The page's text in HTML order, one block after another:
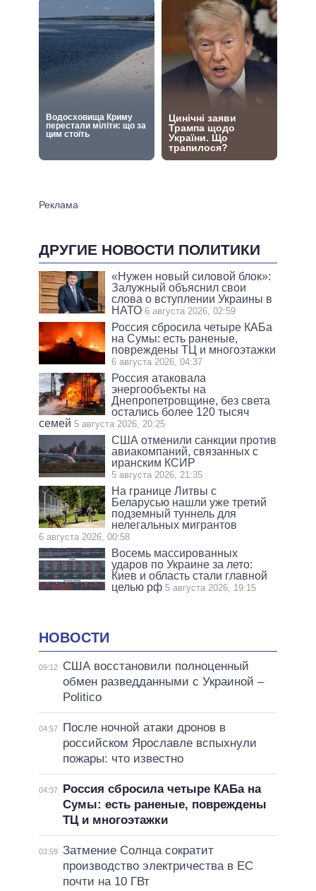
ДРУГИЕ НОВОСТИ ПОЛИТИКИ
«Нужен новый силовой блок»:
Залужный объяснил свои
слова о вступлении Украины в
НАТО 6 августа 2026, 02:59
Россия сбросила четыре КАБа
на Сумы: есть раненые,
повреждены ТЦ и многоэтажки
6 августа 2026, 04:37
Россия атаковала
энергообъекты на
Днепропетровщине, без света
остались более 120 тысяч
семей 5 августа 2026, 20:25
США отменили санкции против
авиакомпаний, связанных с
иранским КСИР
5 августа 2026, 21:35
На границе Литвы с
Беларусью нашли уже третий
подземный туннель для
нелегальных мигрантов
6 августа 2026, 00:58
Восемь массированных
ударов по Украине за лето:
Киев и область стали главной
целью рф 5 августа 2026, 19:15
НОВОСТИ
09:12
США восстановили полноценный
обмен разведданными с Украиной –
Politico
04:57
После ночной атаки дронов в
российском Ярославле вспыхнули
пожары: что известно
04:37
Россия сбросила четыре КАБа на
Сумы: есть раненые, повреждены
ТЦ и многоэтажки
03:59 Затмение Солнца сократит
производство электричества в ЕС
почти на 10 ГВт